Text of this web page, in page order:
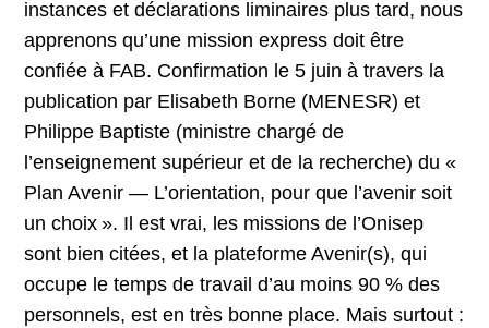
instances et déclarations liminaires plus tard, nous
apprenons qu’une mission express doit être
confiée à FAB. Confirmation le 5 juin à travers la
publication par Elisabeth Borne (MENESR) et
Philippe Baptiste (ministre chargé de
l’enseignement supérieur et de la recherche) du «
Plan Avenir — L’orientation, pour que l’avenir soit
un choix ». Il est vrai, les missions de l’Onisep
sont bien citées, et la plateforme Avenir(s), qui
occupe le temps de travail d’au moins 90 % des
personnels, est en très bonne place. Mais surtout :